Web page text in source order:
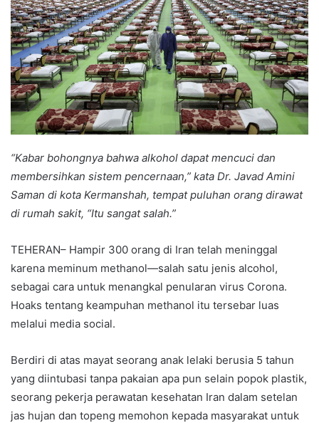
“Kabar bohongnya bahwa alkohol dapat mencuci dan
membersihkan sistem pencernaan,” kata Dr. Javad Amini
Saman di kota Kermanshah, tempat puluhan orang dirawat
di rumah sakit, “Itu sangat salah.”
TEHERAN– Hampir 300 orang di Iran telah meninggal
karena meminum methanol—salah satu jenis alcohol,
sebagai cara untuk menangkal penularan virus Corona.
Hoaks tentang keampuhan methanol itu tersebar luas
melalui media social.
Berdiri di atas mayat seorang anak lelaki berusia 5 tahun
yang diintubasi tanpa pakaian apa pun selain popok plastik,
seorang pekerja perawatan kesehatan Iran dalam setelan
jas hujan dan topeng memohon kepada masyarakat untuk